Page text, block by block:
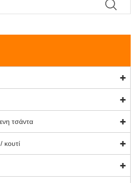
τσάντα
κουτί